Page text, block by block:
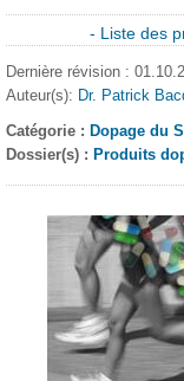
- Liste des
Dernière révision :
Auteur(s): Dr. Patrick
Catégorie : Dopage du
Dossier(s) : Produits